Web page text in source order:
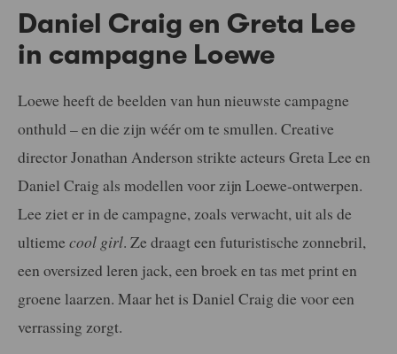
Daniel Craig en Greta Lee
in campagne Loewe
Loewe heeft de beelden van hun nieuwste campagne
onthuld – en die zijn wéér om te smullen. Creative
director Jonathan Anderson strikte acteurs Greta Lee en
Daniel Craig als modellen voor zijn Loewe-ontwerpen.
Lee ziet er in de campagne, zoals verwacht, uit als de
ultieme cool girl. Ze draagt een futuristische zonnebril,
een oversized leren jack, een broek en tas met print en
groene laarzen. Maar het is Daniel Craig die voor een
verrassing zorgt.